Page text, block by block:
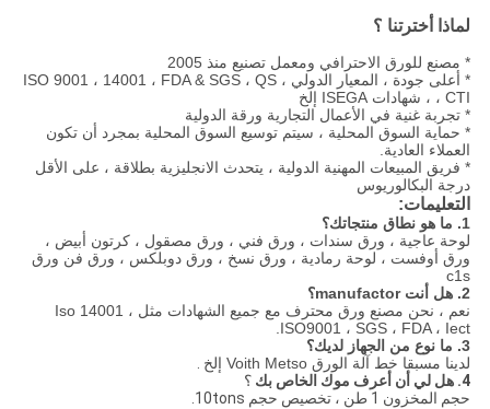
لماذا أخترتنا ؟
* مصنع للورق الاحترافي ومعمل تصنيع منذ 2005
* أعلى جودة ، المعيار الدولي ، ISO 9001 ، 14001 ، FDA & SGS ، QS
، CTI ، شهادات ISEGA إلخ
* تجربة غنية في الأعمال التجارية ورقة الدولية
* حماية السوق المحلية ، سيتم توسيع السوق المحلية بمجرد أن تكون
العملاء العادية.
* فريق المبيعات المهنية الدولية ، يتحدث الانجليزية بطلاقة ، على الأقل
درجة البكالوريوس
التعليمات:
1. ما هو نطاق منتجاتك؟
لوحة عاجية ، ورق سندات ، ورق فني ، ورق مصقول ، كرتون أبيض ،
ورق أوفست ، لوحة رمادية ، ورق نسخ ، ورق دوبلكس ، ورق فن ورق
c1s
2. هل أنت manufactor؟
نعم ، نحن مصنع ورق محترف مع جميع الشهادات مثل Iso 14001 ،
ISO9001 ، SGS ، FDA ، Iect.
3. ما نوع من الجهاز لديك؟
لدينا مسبقا خط آلة الورق Voith Metso إلخ
.
4. هل لي أن أعرف موك الخاص بك
؟
حجم المخزون 1 طن ، تخصيص حجم 10tons.